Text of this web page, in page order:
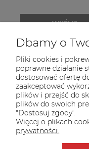
WYŚLIJ
Dbamy o
Pliki cookies i
poprawne działanie
dostosować ofertę
zaakceptować
plików i przejść do
plików do swoich
"Dostosuj zgody".
Więcej o plikach
prywatności.